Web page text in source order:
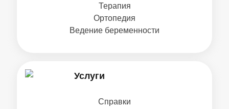
Терапия
Ортопедия
Ведение беременности
Услуги
Справки